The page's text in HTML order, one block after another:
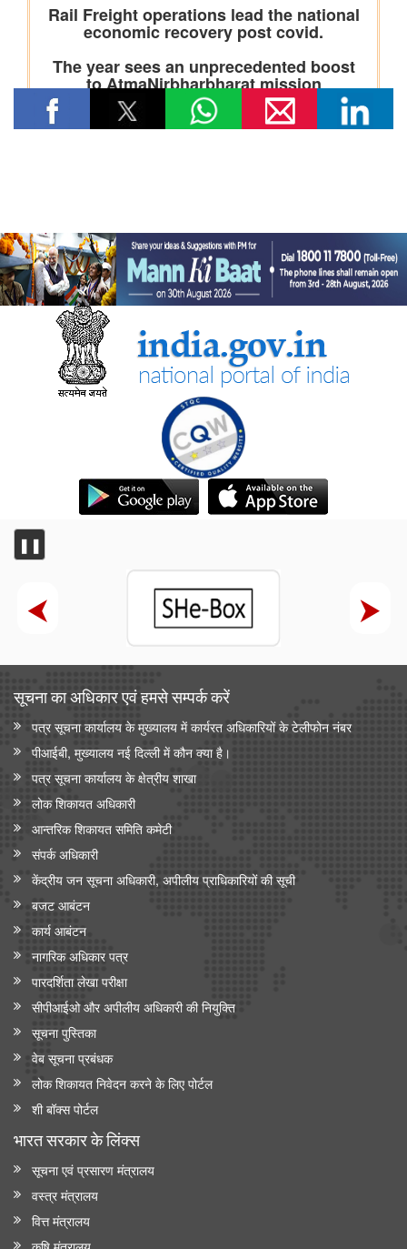
❚❚
सूचना का अधिकार एवं हमसे सम्‍पर्क करें
पत्र सूचना कार्यालय के मुख्यालय में कार्यरत अधिकारियों के टेलीफोन नंबर
पीआईबी, मुख्यालय नई दिल्ली में कौन क्या है।
पत्र सूचना कार्यालय के क्षेत्रीय शाखा
लोक शिकायत अधिकारी
आन्‍तरिक शिकायत समिति कमेटी
संपर्क अधिकारी
केंद्रीय जन सूचना अधिकारी, अपीलीय प्राधिकारियों की सूची
बजट आबंटन
कार्य आबंटन
नागरिक अधिकार पत्र
पारदर्शिता लेखा परीक्षा
सीपीआईओ और अपी‍लीय अधिकारी की नियुक्ति
सूचना पुस्तिका
वेब सूचना प्रबंधक
लोक शिकायत निवेदन करने के लिए पोर्टल
शी बॉक्स पोर्टल
भारत सरकार के लिंक्‍स
सूचना एवं प्रसारण मंत्रालय
वस्त्र मंत्रालय
वित्त मंत्रालय